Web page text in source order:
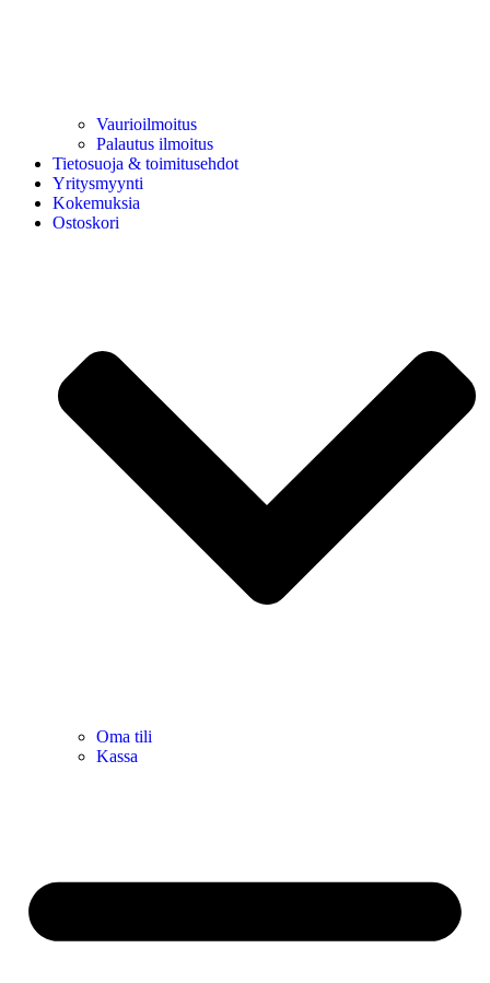
Vaurioilmoitus
Palautus ilmoitus
Tietosuoja & toimitusehdot
Yritysmyynti
Kokemuksia
Ostoskori
Oma tili
Kassa